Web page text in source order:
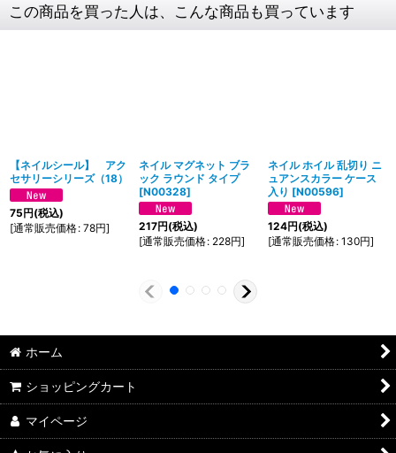
この商品を買った人は、こんな商品も買っています
【ネイルシール】 アク
セサリーシリーズ（18）
75円(税込)
[通常販売価格: 78円]
ネイル マグネット ブラ
ック ラウンド タイプ
[N00328]
217円(税込)
[通常販売価格: 228円]
ネイル ホイル 乱切り ニ
ュアンスカラー ケース
入り [N00596]
124円(税込)
[通常販売価格: 130円]
ホーム
ショッピングカート
マイページ